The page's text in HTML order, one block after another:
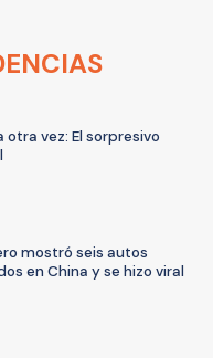
otra vez: El sorpresivo
mostró seis autos
en China y se hizo viral